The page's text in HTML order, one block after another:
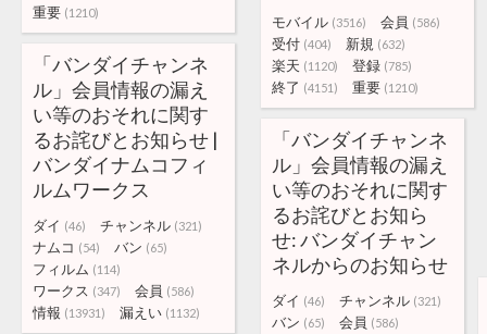
重要 (1210)
モバイル (3516) 会員 (586)
受付 (404) 新規 (632)
楽天 (1120) 登録 (785)
終了 (4151) 重要 (1210)
「バンダイチャンネ
ル」会員情報の漏え
い等のおそれに関す
るお詫びとお知らせ |
バンダイナムコフィ
ルムワークス
ダイ (46) チャンネル (321)
ナムコ (54) バン (65)
フィルム (114)
ワークス (347) 会員 (586)
情報 (13931) 漏えい (1132)
「バンダイチャンネ
ル」会員情報の漏え
い等のおそれに関す
るお詫びとお知ら
せ: バンダイチャン
ネルからのお知らせ
ダイ (46) チャンネル (321)
バン (65) 会員 (586)